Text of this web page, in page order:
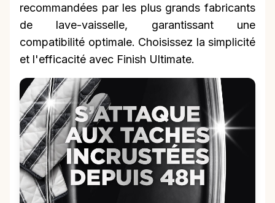
recommandées par les plus grands fabricants
de lave-vaisselle, garantissant une
compatibilité optimale. Choisissez la simplicité
et l'efficacité avec Finish Ultimate.